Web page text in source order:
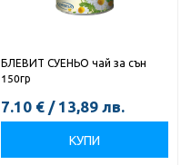
БЛЕВИТ СУЕНЬО чай за сън
150гр
7.10 € / 13,89 лв.
КУПИ